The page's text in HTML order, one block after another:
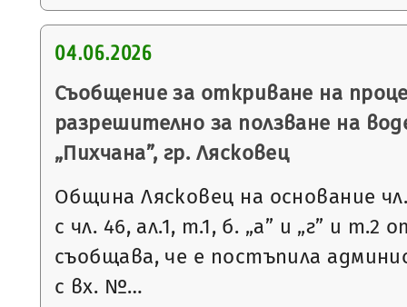
04.06.2026
Съобщение за откриване на
разрешително за ползване на
„Пихчана”, гр. Лясковец
Община Лясковец на основание
с чл. 46, ал.1, т.1, б. „а” и „г” и т.2
съобщава, че е постъпила
с вх. №…